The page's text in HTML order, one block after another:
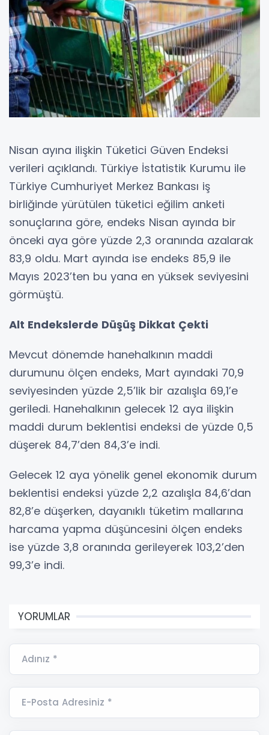
Nisan ayına ilişkin Tüketici Güven Endeksi
verileri açıklandı. Türkiye İstatistik Kurumu ile
Türkiye Cumhuriyet Merkez Bankası iş
birliğinde yürütülen tüketici eğilim anketi
sonuçlarına göre, endeks Nisan ayında bir
önceki aya göre yüzde 2,3 oranında azalarak
83,9 oldu. Mart ayında ise endeks 85,9 ile
Mayıs 2023’ten bu yana en yüksek seviyesini
görmüştü.
Alt Endekslerde Düşüş Dikkat Çekti
Mevcut dönemde hanehalkının maddi
durumunu ölçen endeks, Mart ayındaki 70,9
seviyesinden yüzde 2,5’lik bir azalışla 69,1’e
geriledi. Hanehalkının gelecek 12 aya ilişkin
maddi durum beklentisi endeksi de yüzde 0,5
düşerek 84,7’den 84,3’e indi.
Gelecek 12 aya yönelik genel ekonomik durum
beklentisi endeksi yüzde 2,2 azalışla 84,6’dan
82,8’e düşerken, dayanıklı tüketim mallarına
harcama yapma düşüncesini ölçen endeks
ise yüzde 3,8 oranında gerileyerek 103,2’den
99,3’e indi.
YORUMLAR
Adınız *
E-Posta Adresiniz *